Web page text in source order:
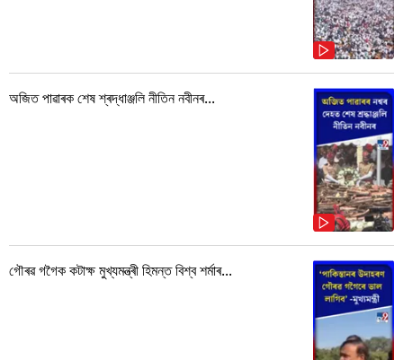
অজিত পাৱাৰক শেষ শ্ৰদ্ধাঞ্জলি নীতিন নবীনৰ...
গৌৰৱ গগৈক কটাক্ষ মুখ্যমন্ত্ৰী হিমন্ত বিশ্ব শৰ্মাৰ...